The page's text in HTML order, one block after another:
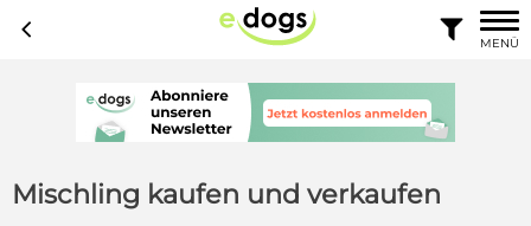
c 
MENÜ
Mischling kaufen und verkaufen